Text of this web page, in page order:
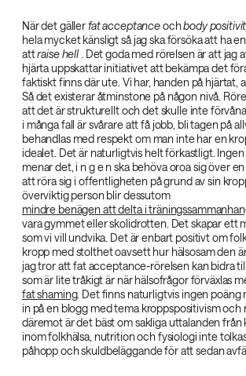
När det gällerfat acceptance‌ochbody
hela mycket känsligt så jag ska försöka att ha
attraise hell‌. Det goda med rörelsen är att jag
hjärta uppskattar initiativet att bekämpa det
faktiskt finns där ute. Vi har, handen på hjärtat,
Så det existerar åtminstone på någon nivå.
att det är strukturellt och det skulle inte
i många fall är svårare att få jobb, bli tagen på
behandlas med respekt om man inte har en
idealet. Det är naturligtvis helt förkastligt.
menar det, i n g e n ska behöva oroa sig över
att röra sig i offentligheten på grund av sin
överviktig person blir dessutom
mindre benägen att delta i
vara gymmet eller skolidrotten. Det skapar ett
som vi vill undvika. Det är enbart positivt om
kropp med stolthet oavsett hur hälsosam den
jag tror att fat acceptance-rörelsen kan bidra
som är lite tråkigt är när hälsofrågor förväxlas
fat shaming. Det finns naturligtvis ingen poäng
in på en blogg med tema kroppspositivism och
däremot är det bäst om sakliga uttalanden från
inom folkhälsa, nutrition och fysiologi inte
påhopp och skuldbeläggande för att sedan